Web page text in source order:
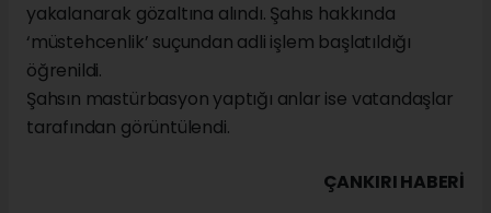
yakalanarak gözaltına alındı. Şahıs hakkında
‘müstehcenlik’ suçundan adli işlem başlatıldığı
öğrenildi.
Şahsın mastürbasyon yaptığı anlar ise vatandaşlar
tarafından görüntülendi.
ÇANKIRI HABERİ